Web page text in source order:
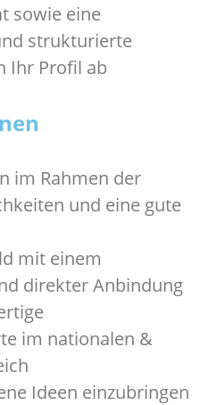
sowie eine
strukturierte
Ihr Profil ab
im Rahmen der
und eine gute
mit einem
direkter Anbindung
im nationalen &
Ideen einzubringen